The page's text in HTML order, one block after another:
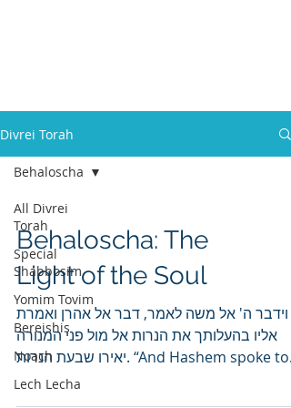
Divrei Torah
All Divrei
Torah
Special
Shabbosim
Yomim Tovim
Bereishis
Noach
Lech Lecha
Behaloscha
Behaloscha: The
Light of the Soul
וידבר ה' אל משה לאמר, דבר אל אהרן ואמרת
אליו בהעלותך את הנרות אל מול פני המנורה
יאירו שבעת הנרות. “And Hashem spoke to
Moshe so to say:...